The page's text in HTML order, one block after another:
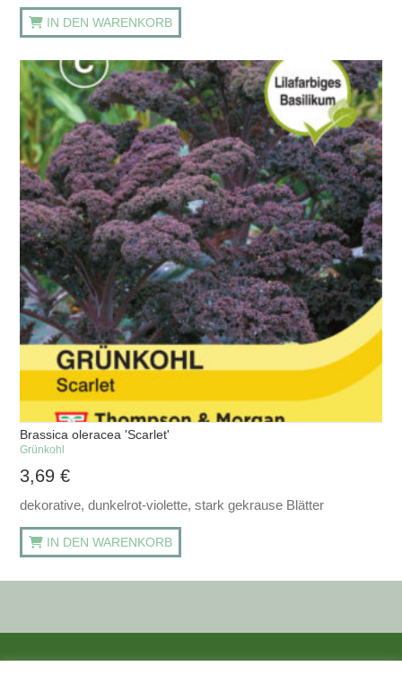
IN DEN WARENKORB
Brassica oleracea 'Scarlet'
Grünkohl
3,69€
dekorative, dunkelrot-violette, stark gekrause Blätter
IN DEN WARENKORB